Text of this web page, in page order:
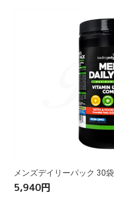
メンズデイリーパック 30袋
5,940円